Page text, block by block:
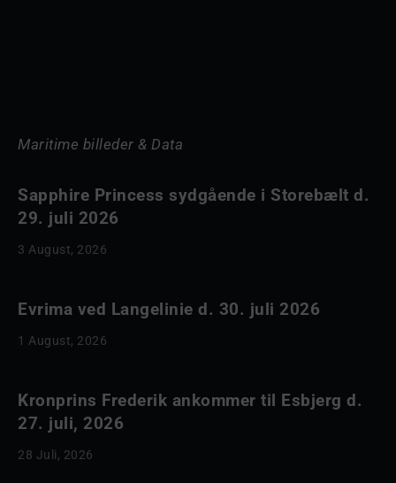
Maritime billeder & Data
Sapphire Princess sydgående i Storebælt d.
29. juli 2026
3 August, 2026
Evrima ved Langelinie d. 30. juli 2026
1 August, 2026
Kronprins Frederik ankommer til Esbjerg d.
27. juli, 2026
28 Juli, 2026